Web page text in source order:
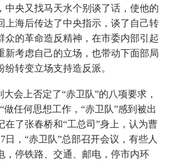
中央又找马天水个别谈了话，使他的
上海后传达了中央指示，谈了自己转
众的革命造反精神，在市委内部引起
新考虑自己的立场，也带动下面部局
转变立场支持造反派。
会上否定了“赤卫队”的八项要求，
做任何思想工作，“赤卫队”感到被出
在了张春桥和“工总司”身上，认为曹
日，“赤卫队”总部召开会议，有些人
，停铁路、交通、邮电，停市内环